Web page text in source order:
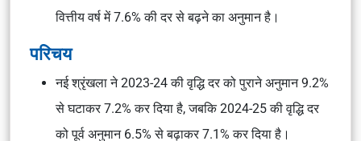
वित्तीय वर्ष में 7.6% की दर से बढ़ने का अनुमान है।
परिचय
नई श्रृंखला ने 2023-24 की वृद्धि दर को पुराने अनुमान 9.2%
से घटाकर 7.2% कर दिया है, जबकि 2024-25 की वृद्धि दर
को पूर्व अनुमान 6.5% से बढ़ाकर 7.1% कर दिया है।